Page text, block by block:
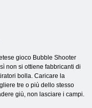
gioco Bubble Shooter
non si ottiene fabbricanti di
bolla. Caricare la
tre o più dello stesso
giù, non lasciare i campi.